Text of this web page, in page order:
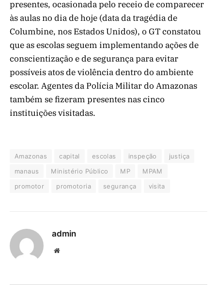
presentes, ocasionada pelo receio de comparecer
às aulas no dia de hoje (data da tragédia de
Columbine, nos Estados Unidos), o GT constatou
que as escolas seguem implementando ações de
conscientização e de segurança para evitar
possíveis atos de violência dentro do ambiente
escolar. Agentes da Polícia Militar do Amazonas
também se fizeram presentes nas cinco
instituições visitadas.
Amazonas capital escolas inspeção
justiça
manaus
Ministério Público MP
MPAM
promotor
promotoria segurança visita
admin
Website